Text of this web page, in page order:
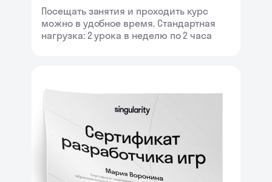
Посещать занятия и проходить курс
можно в удобное время. Стандартная
нагрузка: 2 урока в неделю по 2 часа